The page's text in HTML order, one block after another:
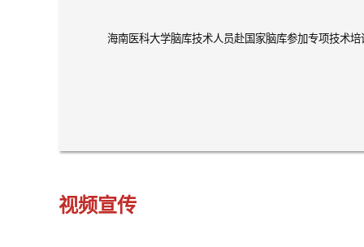
海南医科大学脑库技术人员赴国家脑库参加专项技术培
视频宣传